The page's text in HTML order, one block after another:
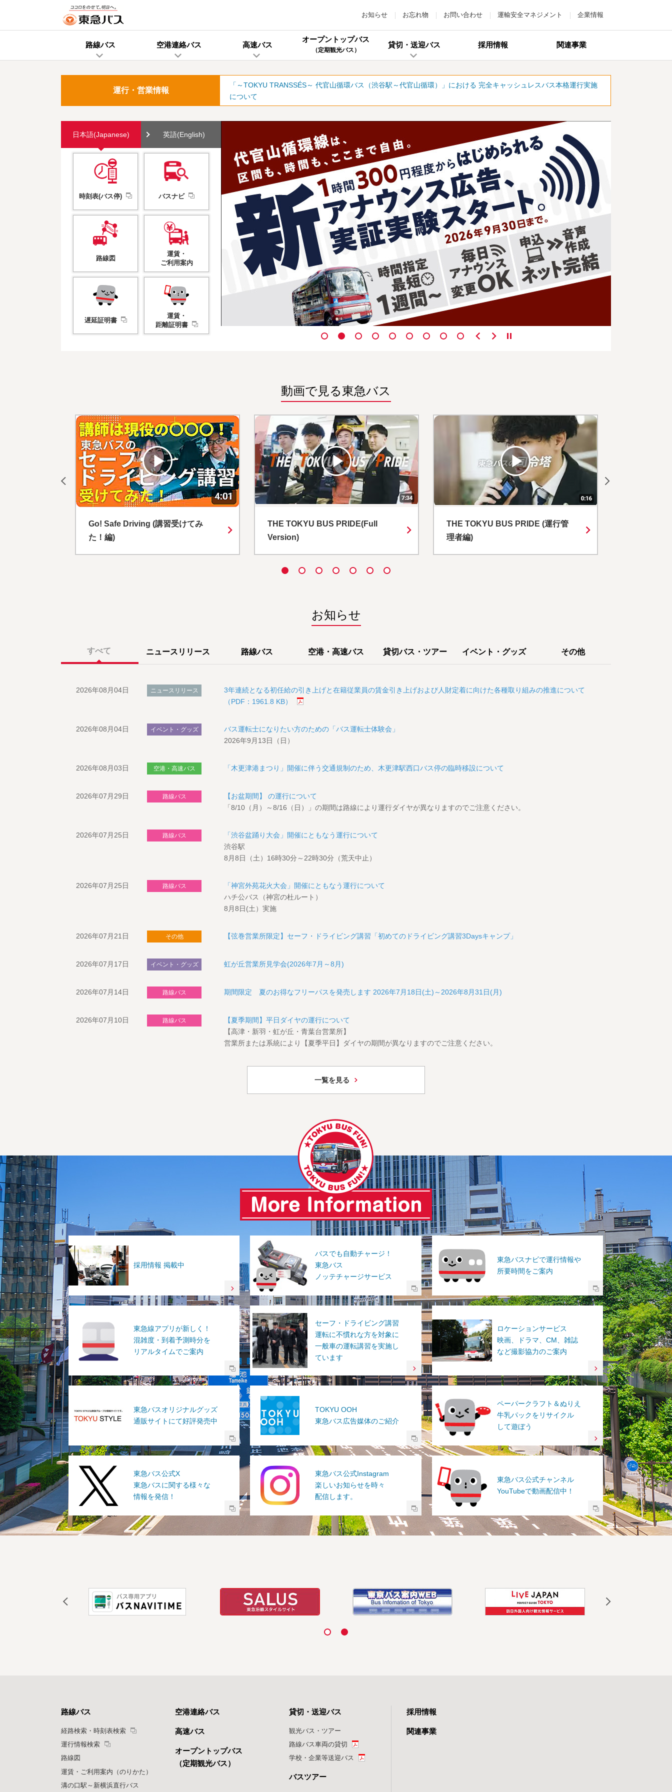
お知らせ お忘れ物 お問い合わせ 運輸安全マネジメント 企業情報
路線バス 空港連絡バス 高速バス
オープントップバス
（定期観光バス）
貸切・送迎バス 採用情報 関連事業
運行・営業情報
「～TOKYU TRANSSÉS～ 代官山循環バス（渋谷駅～代官山循環）」における 完全キャッシュレスバス本格運行実施
について
日本語(Japanese) 英語(English)
時刻表(バス停) バスナビ
路線図
運賃・
ご利用案内
遅延証明書
運賃・
距離証明書
動画で見る東急バス
THE TOKYU BUS PRIDE(Full
Version)
THE TOKYU BUS PRIDE (運行管
理者編)
THE TOKYU BUS PRIDE (整備士
編)
お知らせ
すべて ニュースリリース 路線バス 空港・高速バス 貸切バス・ツアー イベント・グッズ その他
2026年08月04日 ニュースリリース
3年連続となる初任給の引き上げと在籍従業員の賃金引き上げおよび人財定着に向けた各種取り組みの推進について
（PDF：1961.8 KB）
2026年08月04日 イベント・グッズ
バス運転士になりたい方のための「バス運転士体験会」
2026年9月13日（日）
2026年08月03日 空港・高速バス 「木更津港まつり」開催に伴う交通規制のため、木更津駅西口バス停の臨時移設について
2026年07月29日 路線バス
【お盆期間】 の運行について
「8/10（月）～8/16（日）」の期間は路線により運行ダイヤが異なりますのでご注意ください。
2026年07月25日 路線バス
「渋谷盆踊り大会」開催にともなう運行について
渋谷駅
8月8日（土）16時30分～22時30分（荒天中止）
2026年07月25日 路線バス
「神宮外苑花火大会」開催にともなう運行について
ハチ公バス（神宮の杜ルート）
8月8日(土）実施
2026年07月21日 その他 【弦巻営業所限定】セーフ・ドライビング講習「初めてのドライビング講習3Daysキャンプ」
2026年07月17日 イベント・グッズ 虹が丘営業所見学会(2026年7月～8月)
2026年07月14日 路線バス 期間限定 夏のお得なフリーパスを発売します 2026年7月18日(土)～2026年8月31日(月)
2026年07月10日 路線バス
【夏季期間】平日ダイヤの運行について
【高津・新羽・虹が丘・青葉台営業所】
営業所または系統により【夏季平日】ダイヤの期間が異なりますのでご注意ください。
一覧を見る
採用情報 掲載中
バスでも自動チャージ！
東急バス
ノッテチャージサービス
東急バスナビで運行情報や
所要時間をご案内
東急線アプリが新しく！
混雑度・到着予測時分を
リアルタイムでご案内
セーフ・ドライビング講習
運転に不慣れな方を対象に
一般車の運転講習を実施し
ています
ロケーションサービス
映画、ドラマ、CM、雑誌
など撮影協力のご案内
東急バスオリジナルグッズ
通販サイトにて好評発売中
TOKYU OOH
東急バス広告媒体のご紹介
ペーパークラフト＆ぬりえ
牛乳パックをリサイクル
して遊ぼう
東急バス公式X
東急バスに関する様々な
情報を発信！
東急バス公式Instagram
楽しいお知らせを時々
配信します。
東急バス公式チャンネル
YouTubeで動画配信中！
路線バス
経路検索・時刻表検索
運行情報検索
路線図
運賃・ご利用案内（のりかた）
溝の口駅～新横浜直行バス
空港連絡バス
高速バス
オープントップバス
（定期観光バス）
貸切・送迎バス
観光バス・ツアー
路線バス車両の貸切
学校・企業等送迎バス
バスツアー
採用情報
関連事業